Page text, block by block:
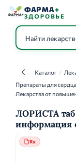
ФАРМА+
ЗДОРОВЬЕ
КаталогКаталог /
Препараты для
Лекарства от
ЛОРИСТА
информация
Rx